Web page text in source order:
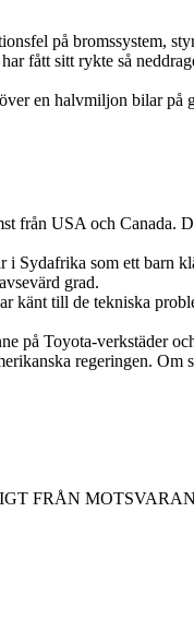
på bromssystem,
fått sitt rykte så
en halvmiljon bilar på
från USA och Canada.
Sydafrika som ett barn
grad.
känt till de tekniska
på Toyota-verkstäder
regeringen. Om
FRÅN